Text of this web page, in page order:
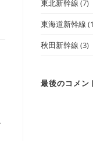
東北新幹線 (7)
東海道新幹線
秋田新幹線 (3)
最後のコメン